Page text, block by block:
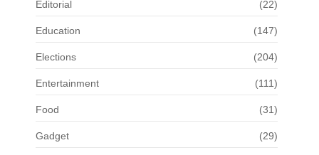
Editorial (22)
Education (147)
Elections (204)
Entertainment (111)
Food (31)
Gadget (29)